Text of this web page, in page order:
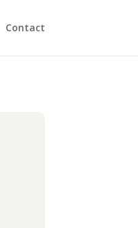
Contact